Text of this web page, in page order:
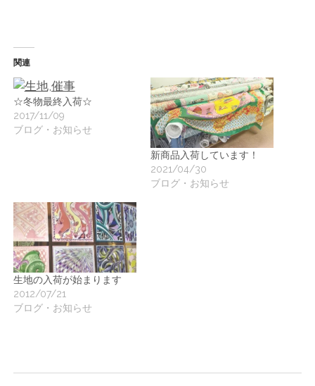
ク
ー
ト
関連
☆冬物最終入荷☆
2017/11/09
ブログ・お知らせ
新商品入荷しています！
2021/04/30
ブログ・お知らせ
生地の入荷が始まります
2012/07/21
ブログ・お知らせ